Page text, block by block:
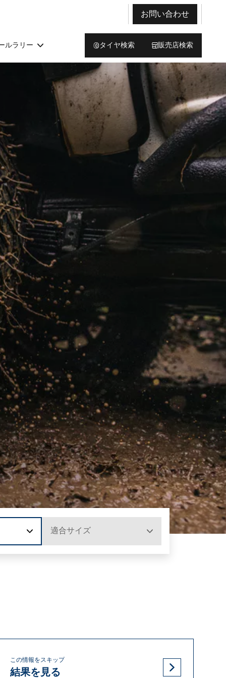
お問い合わせ
ルラリー タイヤ検索 販売店検索
適合サイズ
この情報をスキップ
結果を見る